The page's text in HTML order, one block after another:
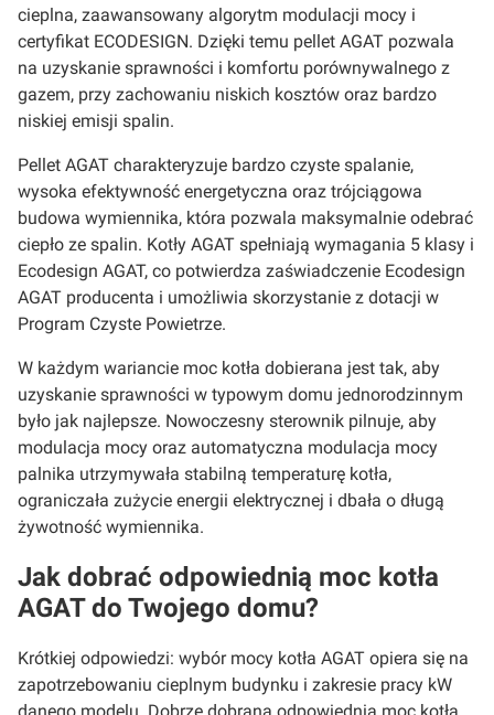
cieplna, zaawansowany algorytm modulacji mocy i
certyfikat ECODESIGN. Dzięki temu pellet AGAT pozwala
na uzyskanie sprawności i komfortu porównywalnego z
gazem, przy zachowaniu niskich kosztów oraz bardzo
niskiej emisji spalin.
Pellet AGAT charakteryzuje bardzo czyste spalanie,
wysoka efektywność energetyczna oraz trójciągowa
budowa wymiennika, która pozwala maksymalnie odebrać
ciepło ze spalin. Kotły AGAT spełniają wymagania 5 klasy i
Ecodesign AGAT, co potwierdza zaświadczenie Ecodesign
AGAT producenta i umożliwia skorzystanie z dotacji w
Program Czyste Powietrze.
W każdym wariancie moc kotła dobierana jest tak, aby
uzyskanie sprawności w typowym domu jednorodzinnym
było jak najlepsze. Nowoczesny sterownik pilnuje, aby
modulacja mocy oraz automatyczna modulacja mocy
palnika utrzymywała stabilną temperaturę kotła,
ograniczała zużycie energii elektrycznej i dbała o długą
żywotność wymiennika.
Jak dobrać odpowiednią moc kotła
AGAT do Twojego domu?
Krótkiej odpowiedzi: wybór mocy kotła AGAT opiera się na
zapotrzebowaniu cieplnym budynku i zakresie pracy kW